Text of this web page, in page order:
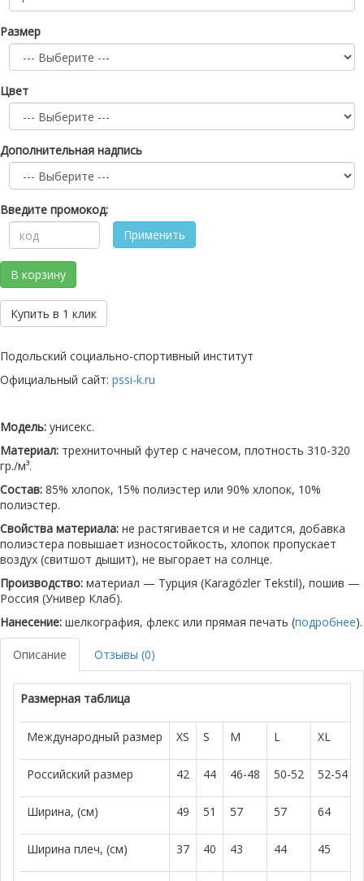
Размер
Цвет
Дополнительная надпись
Введите промокод:
Применить
В корзину
Купить в 1 клик
Подольский социально-спортивный институт
Официальный сайт: pssi-k.ru
Модель: унисекс.
Материал: трехниточный футер с начесом, плотность 310-320
гр./м³.
Состав: 85% хлопок, 15% полиэстер или 90% хлопок, 10%
полиэстер.
Свойства материала: не растягивается и не садится, добавка
полиэстера повышает износостойкость, хлопок пропускает
воздух (свитшот дышит), не выгорает на солнце.
Производство: материал — Турция (Karagözler Tekstil), пошив —
Россия (Универ Клаб).
Нанесение: шелкография, флекс или прямая печать (подробнее).
Описание Отзывы (0)
Размерная таблица
Международный размер XS S M L XL
Российский размер 42 44 46-48 50-52 52-54
Ширина, (см) 49 51 57 57 64
Ширина плеч, (см) 37 40 43 44 45